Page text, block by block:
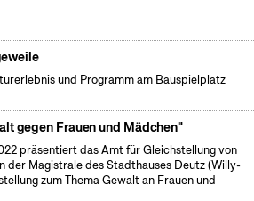
und Programm am Bauspielplatz
gegen Frauen und Mädchen"
präsentiert das Amt für Gleichstellung von
der Magistrale des Stadthauses Deutz (Willy-
zum Thema Gewalt an Frauen und